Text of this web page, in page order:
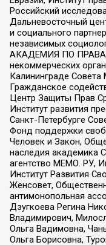
Российский
Дальневосточный
и социального
независимых
АКАДЕМИЯ ПО
некоммерческих
Калининграде Совета
Гражданское
Центр Защиты Прав
Институт развития
Санкт-Петербурге
Фонд поддержки
Человек и Закон,
наследия академика
агентство МЕМО. РУ,
Институт Развития
Женсовет,
антимонопольная
Дзугкоева Регина
Владимирович,
Ольга Вадимовна,
Ольга Борисовна,